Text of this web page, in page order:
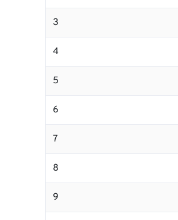
3
4
5
6
7
8
9